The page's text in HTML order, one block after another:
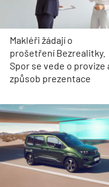
Makléři žádají o
prošetření Bezrealitky.
Spor se vede o provize
způsob prezentace